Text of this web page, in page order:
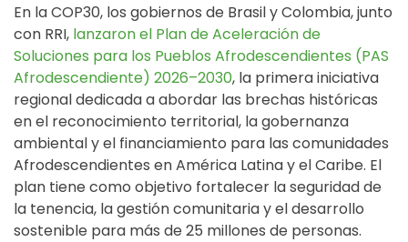
En la COP30, los gobiernos de Brasil y Colombia, junto
con RRI, lanzaron el Plan de Aceleración de
Soluciones para los Pueblos Afrodescendientes (PAS
Afrodescendiente) 2026–2030, la primera iniciativa
regional dedicada a abordar las brechas históricas
en el reconocimiento territorial, la gobernanza
ambiental y el financiamiento para las comunidades
Afrodescendientes en América Latina y el Caribe. El
plan tiene como objetivo fortalecer la seguridad de
la tenencia, la gestión comunitaria y el desarrollo
sostenible para más de 25 millones de personas.